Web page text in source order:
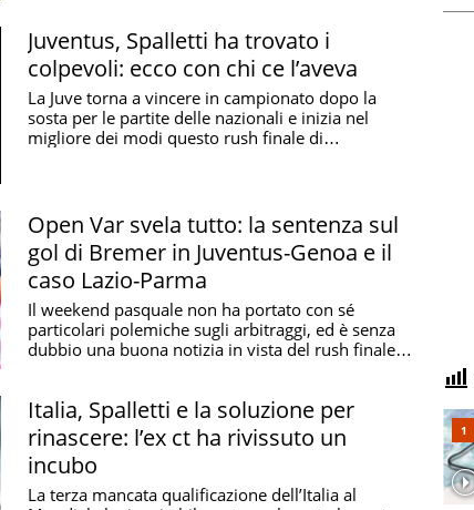
I Rossoblù, Il Vecchio Balordo
Lazio, Verona, Juventus, Inter, Milan, Atalanta,
i soci fondatori, riuniti in una sala del consolato
Charles De Grave Sells, il primo
e il baronettoCharles Alfred Payton
anni di vita della Serie A. Ben 9 sono state le
tempo relativamente breve: si va, infatti, dal 1898
che tra il 1915 e il 1919 non si è giocato per via
grande Genoa di questo periodo fu senza dubbio
Juventus, Spalletti ha trovato i
colpevoli: ecco con chi ce l’aveva
La Juve torna a vincere in campionato dopo la
sosta per le partite delle nazionali e inizia nel
migliore dei modi questo rush finale di
Open Var svela tutto: la sentenza sul
gol di Bremer in Juventus-Genoa e il
caso Lazio-Parma
Il weekend pasquale non ha portato con sé
particolari polemiche sugli arbitraggi, ed è senza
dubbio una buona notizia in vista del rush finale
Italia, Spalletti e la soluzione per
rinascere: l’ex ct ha rivissuto un
incubo
La terza mancata qualificazione dell’Italia al